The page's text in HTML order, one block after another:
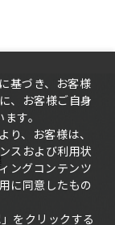
基づき、お客様
、お客様ご自身
す。
り、お客様は、
スおよび利用状
ングコンテンツ
に同意したもの
をクリックする